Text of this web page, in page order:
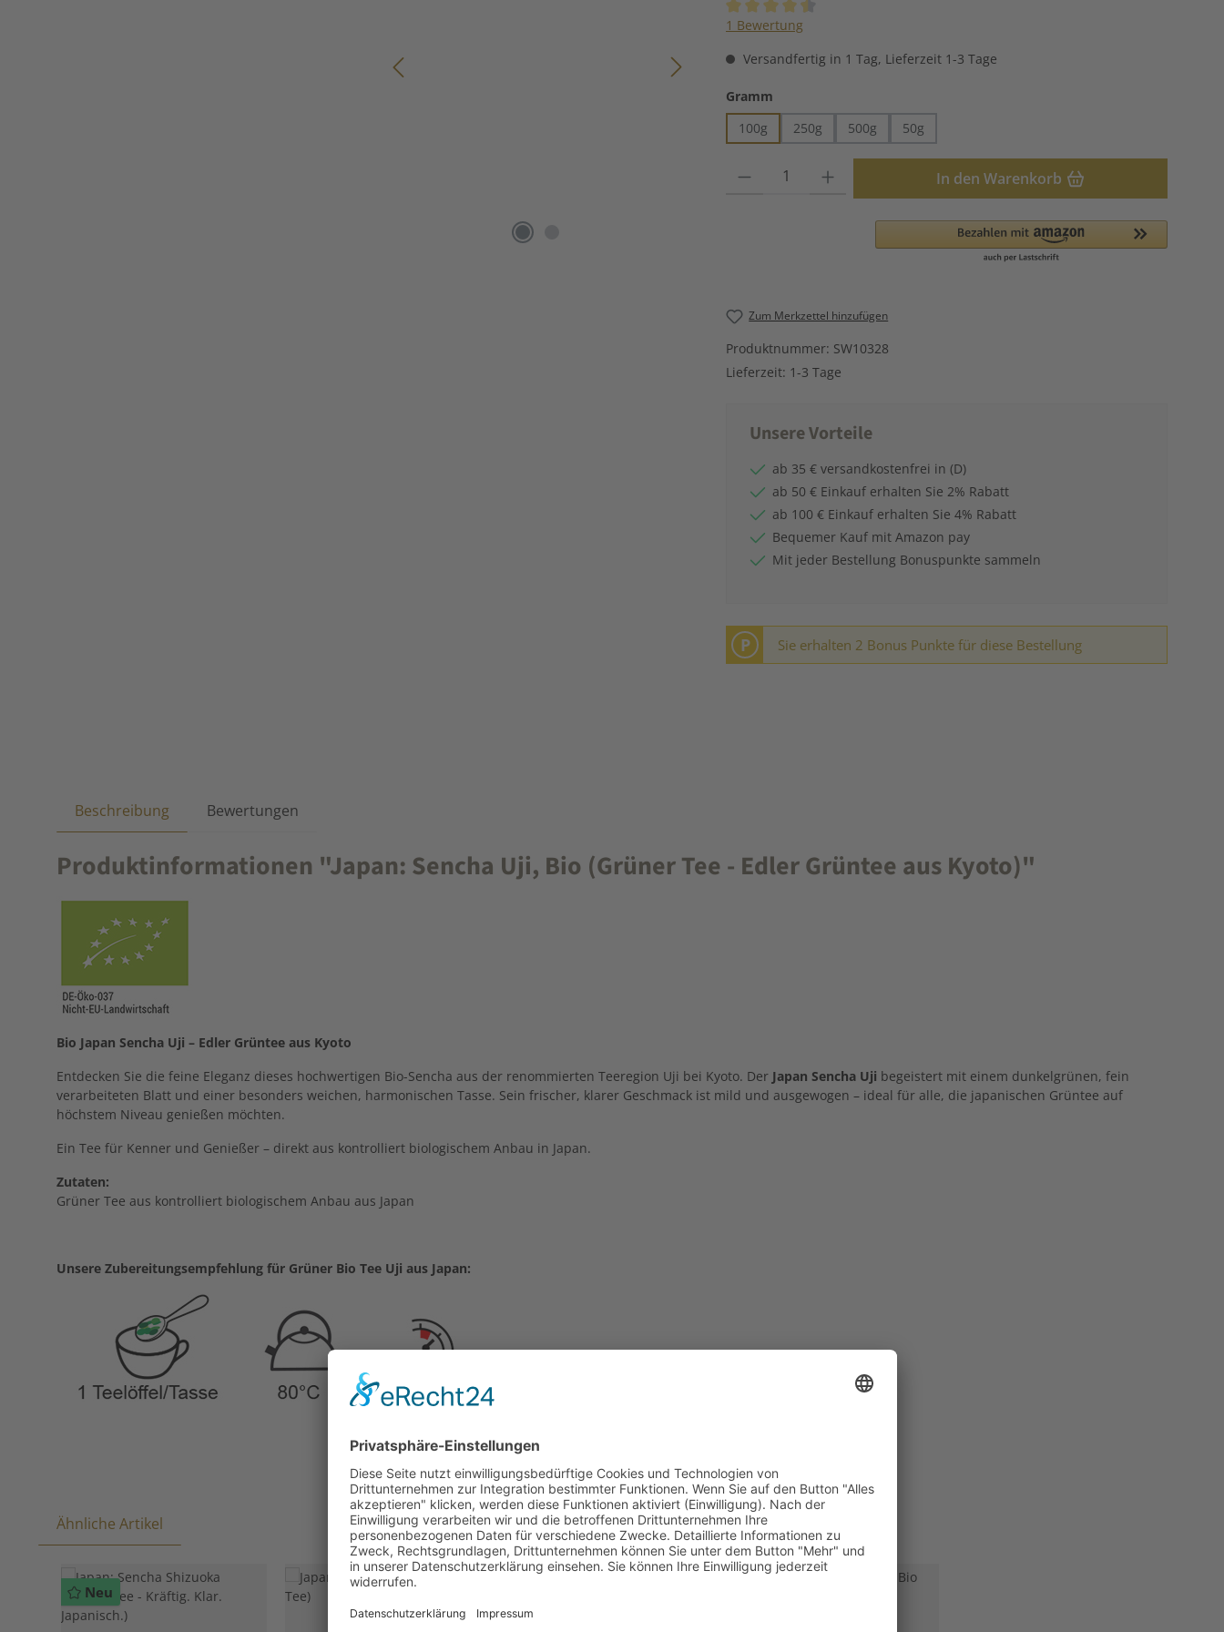
Durchschnittliche Bewertung von 4.5 von 5 Sternen
1 Bewertung
Versandfertig in 1 Tag, Lieferzeit 1-3 Tage
Gramm
100g
250g 500g 50g
Produkt Anzahl: Gib den gewünschten Wert ein oder benutze die Schaltflächen
In den Warenkorb
Zum Merkzettel hinzufügen
Produktnummer: SW10328
Lieferzeit: 1-3 Tage
Unsere Vorteile
ab 35 € versandkostenfrei in (D)
ab 50 € Einkauf erhalten Sie 2% Rabatt
ab 100 € Einkauf erhalten Sie 4% Rabatt
Bequemer Kauf mit Amazon pay
Mit jeder Bestellung Bonuspunkte sammeln
P Sie erhalten 2 Bonus Punkte für diese Bestellung
Beschreibung Bewertungen
Produktinformationen "Japan: Sencha Uji, Bio (Grüner Tee - Edler Grüntee aus Kyoto)"
Bio Japan Sencha Uji – Edler Grüntee aus Kyoto
Entdecken Sie die feine Eleganz dieses hochwertigen Bio-Sencha aus der renommierten Teeregion Uji bei Kyoto. Der Japan Sencha Uji begeistert mit einem dunkelgrünen, fein
verarbeiteten Blatt und einer besonders weichen, harmonischen Tasse. Sein frischer, klarer Geschmack ist mild und ausgewogen – ideal für alle, die japanischen Grüntee auf
höchstem Niveau genießen möchten.
Ein Tee für Kenner und Genießer – direkt aus kontrolliert biologischem Anbau in Japan.
Zutaten:
Grüner Tee aus kontrolliert biologischem Anbau aus Japan
Unsere Zubereitungsempfehlung für Grüner Bio Tee Uji aus Japan:
Ähnliche Artikel
Produktgalerie überspringen
Neu